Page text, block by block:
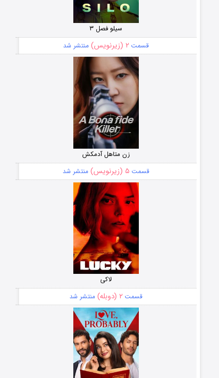
سیلو فصل ۳
قسمت ۲ (زیرنویس) منتشر شد
زن متاهل آدمکش
قسمت ۵ (زیرنویس) منتشر شد
لاکی
قسمت ۲ (دوبله) منتشر شد